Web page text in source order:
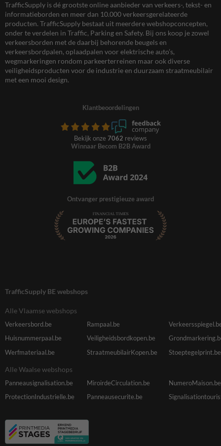
TrafficSupply is dé grootste online aanbieder van verkeers-, tekst- en
informatieborden en meer dan 10.000 verkeersgerelateerde
producten. TrafficSupply bestaat uit meerdere webshopconcepten,
onder te verdelen in Traffic, Parking en Safety. Bij ons koop je zowel
verkeersborden met de daarbij behorende beugels en
verkeersbordpalen, oplaadpalen voor elektrische auto’s,
wegmarkeringen rondom parkeerterreinen maar ook diverse
veiligheidsproducten voor de industrie en duurzaam straatmeubilair
met een mooi design.
Klantbeoordelingen
Bekijk onze 7062 reviews
Winnaar Becom B2B Award
Ontvanger prestigieuze award
TrafficSupply BE webshops
Alle Vlaamse webshops
Verkeersbord.be Rampaal.be
Huisnummerpaal.be
Veiligheidsbordkopen.be
Werfmateriaal.be
StraatmeubilairKopen.be Stoeptegelprint.be
Alle Waalse webshops
Panneausignalisation.be MiroirdeCirculation.be
NumeroMaison.be
ProtectionIndustrielle.be
Panneausecurite.be